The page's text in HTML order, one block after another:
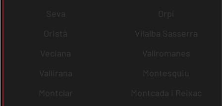
Seva
Orpí
Oristà
Vilalba Sasserra
Veciana
Vallromanes
Vallirana
Montesquiu
Montclar
Montcada i Reixac